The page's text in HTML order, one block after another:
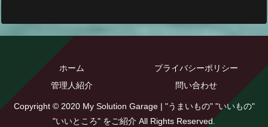
ホーム
プライバシーポリシー
管理人紹介
問い合わせ
Copyright © 2020 My Solution Garage | "うまいもの" "いいもの"
"いいところ" をご紹介 All Rights Reserved.